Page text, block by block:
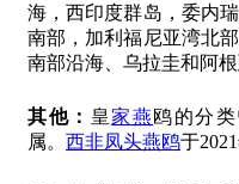
海，西印度群岛，委内
南部，加利福尼亚湾北
南部沿海、乌拉圭和阿根
其他： 皇家燕 鸥的分类
属。 西非凤头燕鸥于